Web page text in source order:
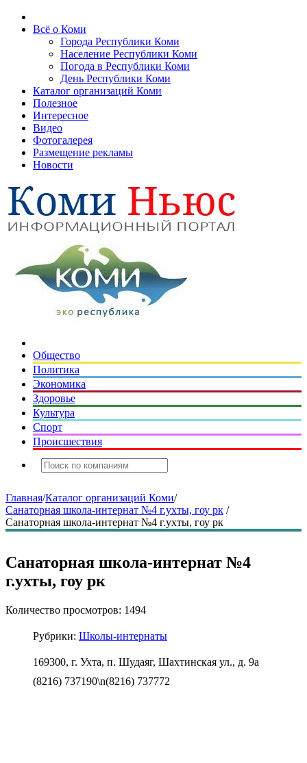
Всё о Коми
Города Республики Коми
Население Республики Коми
Погода в Республики Коми
День Республики Коми
Каталог организаций Коми
Полезное
Интересное
Видео
Фотогалерея
Размещение рекламы
Новости
Общество
Политика
Экономика
Здоровье
Культура
Спорт
Происшествия
Главная/Каталог организаций Коми/
Санаторная школа-интернат №4 г.ухты, гоу рк /
Санаторная школа-интернат №4 г.ухты, гоу рк
Санаторная школа-интернат №4
г.ухты, гоу рк
Количество просмотров: 1494
Рубрики: Школы-интернаты
169300, г. Ухта, п. Шудаяг, Шахтинская ул., д. 9а
(8216) 737190\n(8216) 737772